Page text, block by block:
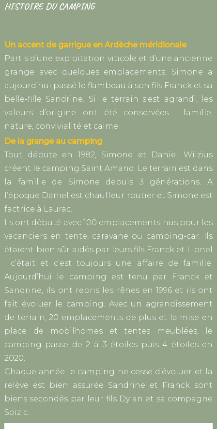
HISTOIRE DU CAMPING
Un accent de garrigue en Ardèche méridionale
Partis d’une exploitation viticole et d’une ancienne
grange avec quelques emplacements, Simone a
aujourd’hui passé le flambeau à son fils Franck et sa
belle-fille Sandrine. Si le terrain s’est agrandi, les
valeurs d’origine ont été conservées : famille,
nature, convivialité et calme.
De la grange au camping
Tout débute en 1982, Simone et Daniel Wilzius
créent le camping Saint Amand. Le terrain est dans
la famille de Simone depuis 3 générations. A
l’époque Daniel est chauffeur routier et Simone est
factrice à Laurac.
Ils ont débuté avec 100 emplacements nus pour les
vacanciers en tente, caravane ou camping-car. Ils
étaient bien sûr aidés par leurs fils Franck et Lionel
: c’était et c’est toujours une affaire de famille.
Aujourd’hui le camping est tenu par Franck et
Sandrine, ils ont repris les rênes en 1996 et ils ont
fait évoluer le camping. Avec un agrandissement
de terrain, 20 emplacements de plus et la mise en
place de mobilhomes et tentes meublées, le
camping passe de 2 à 3 étoiles puis 4 étoiles en
2020.
Chaque année le camping ne cesse d’évoluer et la
relève est bien assurée Sandrine et Franck sont
biens secondés par leur fils Dylan et sa compagne
Soizic.